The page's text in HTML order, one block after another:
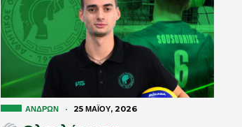
ΑΝΔΡΏΝ · 25 ΜΑΪ́ΟΥ, 2026